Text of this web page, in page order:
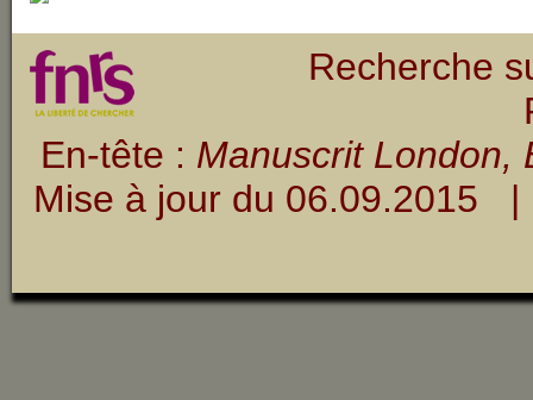
Recherche
En-tête : Manuscrit London,
Mise à jour du 06.09.2015 |